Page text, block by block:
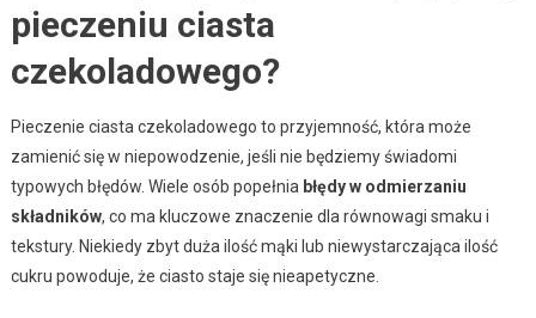
pieczeniu ciasta
czekoladowego?
Pieczenie ciasta czekoladowego to przyjemność, która może
zamienić się w niepowodzenie, jeśli nie będziemy świadomi
typowych błędów. Wiele osób popełnia błędy w odmierzaniu
składników, co ma kluczowe znaczenie dla równowagi smaku i
tekstury. Niekiedy zbyt duża ilość mąki lub niewystarczająca ilość
cukru powoduje, że ciasto staje się nieapetyczne.